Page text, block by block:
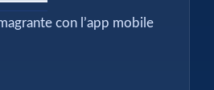
con l’app mobile